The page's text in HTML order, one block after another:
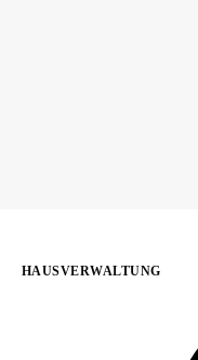
HAUSVERWALTUNG